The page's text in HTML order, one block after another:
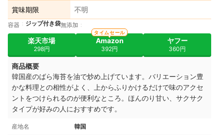
賞味期限 不明
容器 ジップ付き袋無添加
楽天市場
298円
Amazon
392円
タイムセール
ヤフー
360円
商品概要
韓国産のばら海苔を油で炒め上げています。バリエーション豊
かな料理との相性がよく、上からふりかけるだけで味のアクセ
ントをつけられるのが便利なところ。ほんのり甘い、サクサク
タイプが好みの人におすすめです。
産地名 韓国